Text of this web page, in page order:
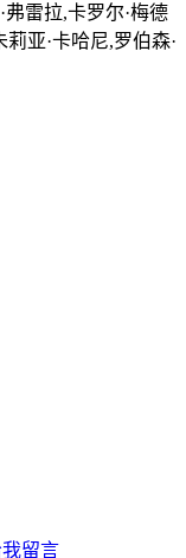
弗雷拉,卡罗尔·梅德
亚·卡哈尼,罗伯森·
留言